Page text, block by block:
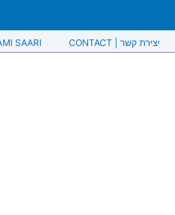
SAARI CONTACT | יצירת קשר